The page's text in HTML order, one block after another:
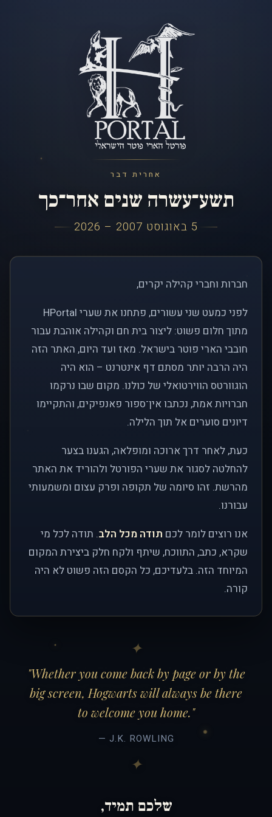
אחרית דבר
תשע־עשרה שנים אחר־כך
5 באוגוסט 2007 – 2026
חברות וחברי קהילה יקרים,
לפני כמעט שני עשורים, פתחנו את שערי HPortal
מתוך חלום פשוט: ליצור בית חם וקהילה אוהבת עבור
חובבי הארי פוטר בישראל. מאז ועד היום, האתר הזה
היה הרבה יותר מסתם דף אינטרנט – הוא היה
הוגוורטס הווירטואלי של כולנו. מקום שבו נרקמו
חברויות אמת, נכתבו אין־ספור פאנפיקים, והתקיימו
דיונים סוערים אל תוך הלילה.
כעת, לאחר דרך ארוכה ומופלאה, הגענו בצער
להחלטה לסגור את שערי הפורטל ולהוריד את האתר
מהרשת. זהו סיומה של תקופה ופרק עצום ומשמעותי
עבורנו.
אנו רוצים לומר לכם תודה מכל הלב. תודה לכל מי
שקרא, כתב, התווכח, שיתף ולקח חלק ביצירת המקום
המיוחד הזה. בלעדיכם, כל הקסם הזה פשוט לא היה
קורה.
"Whether you come back by page or by the
big screen, Hogwarts will always be there
to welcome you home."
— J.K. ROWLING
שלכם תמיד,